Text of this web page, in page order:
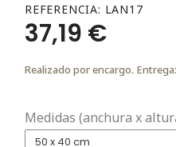
REFERENCIA LAN17
37,19 €
Realizado por encargo.
Medidas (anchura x